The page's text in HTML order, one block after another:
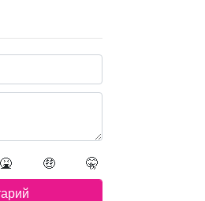
🤮 🤑 🤫